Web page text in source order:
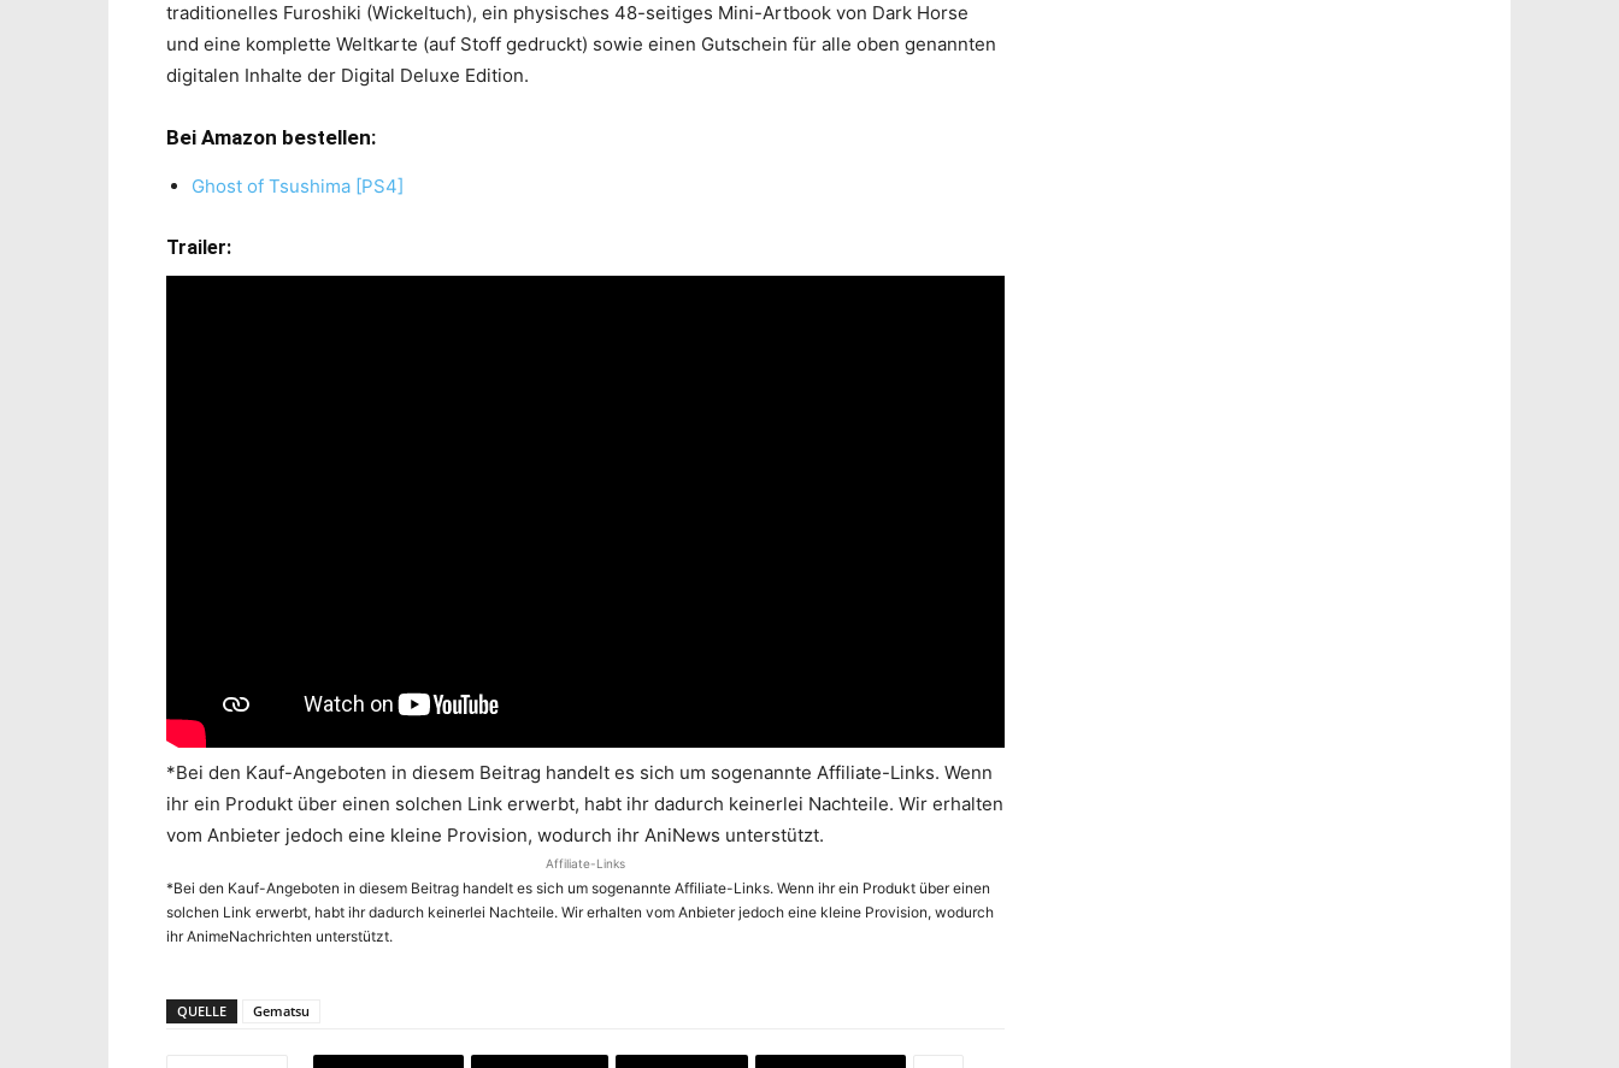
traditionelles Furoshiki (Wickeltuch), ein physisches 48-seitiges Mini-Artbook von Dark Horse
und eine komplette Weltkarte (auf Stoff gedruckt) sowie einen Gutschein für alle oben genannten
digitalen Inhalte der Digital Deluxe Edition.
Bei Amazon bestellen:
Ghost of Tsushima [PS4]
Trailer:
*Bei den Kauf-Angeboten in diesem Beitrag handelt es sich um sogenannte Affiliate-Links. Wenn
ihr ein Produkt über einen solchen Link erwerbt, habt ihr dadurch keinerlei Nachteile. Wir erhalten
vom Anbieter jedoch eine kleine Provision, wodurch ihr AniNews unterstützt.
Affiliate-Links
*Bei den Kauf-Angeboten in diesem Beitrag handelt es sich um sogenannte Affiliate-Links. Wenn ihr ein Produkt über einen
solchen Link erwerbt, habt ihr dadurch keinerlei Nachteile. Wir erhalten vom Anbieter jedoch eine kleine Provision, wodurch
ihr AnimeNachrichten unterstützt.
QUELLE Gematsu